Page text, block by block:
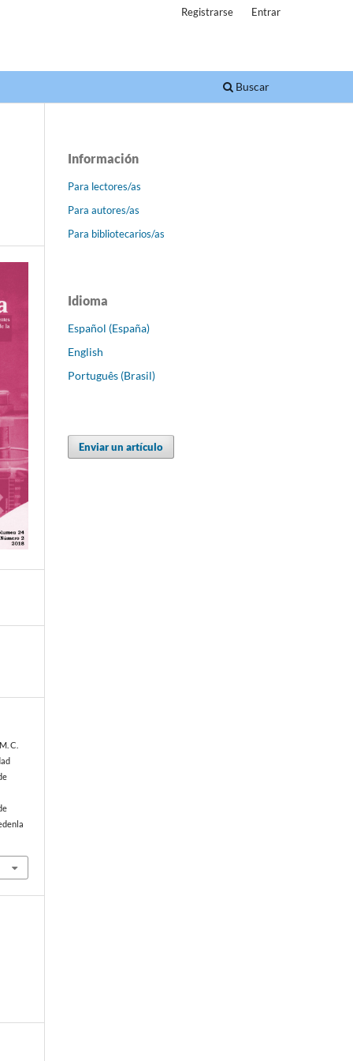
Buscar
Registrarse Entrar
C.
Información
Para lectores/as
Para autores/as
Para bibliotecarios/as
Idioma
Español (España)
English
Português (Brasil)
Enviar un artículo